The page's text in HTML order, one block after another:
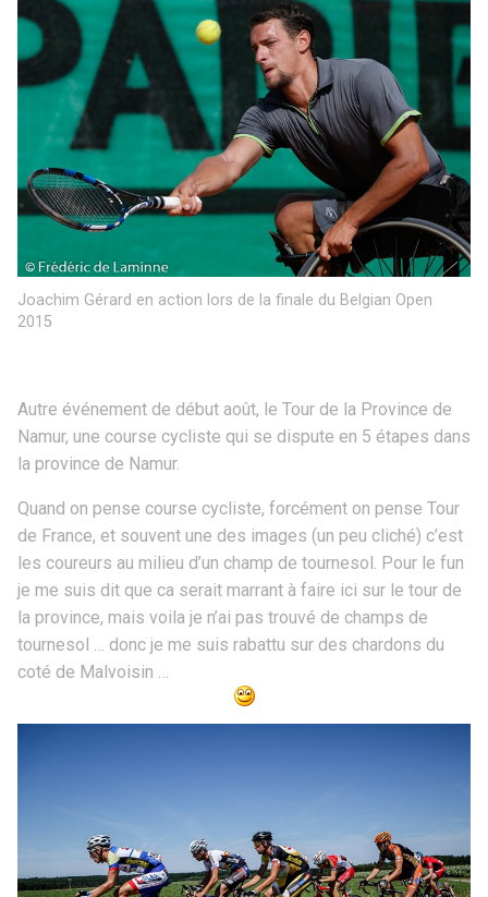
Joachim Gérard en action lors de la finale du Belgian Open
2015
Autre événement de début août, le Tour de la Province de
Namur, une course cycliste qui se dispute en 5 étapes dans
la province de Namur.
Quand on pense course cycliste, forcément on pense Tour
de France, et souvent une des images (un peu cliché) c’est
les coureurs au milieu d’un champ de tournesol. Pour le fun
je me suis dit que ca serait marrant à faire ici sur le tour de
la province, mais voila je n’ai pas trouvé de champs de
tournesol … donc je me suis rabattu sur des chardons du
coté de Malvoisin …